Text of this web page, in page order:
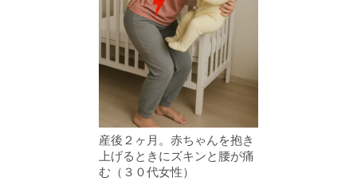
産後２ヶ月。赤ちゃんを抱き
上げるときにズキンと腰が痛
む（３０代女性）